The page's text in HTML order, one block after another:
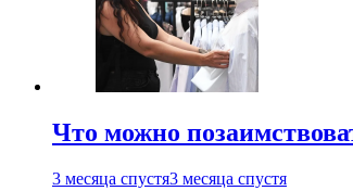
Что можно
3 месяца спустя3 месяца спустя